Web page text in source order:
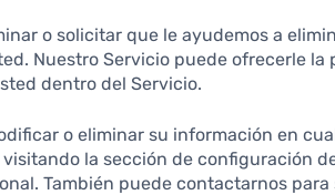
o solicitar que le ayudemos a
Nuestro Servicio puede ofrecerle
dentro del Servicio.
o eliminar su información en
la sección de configuración
También puede contactarnos